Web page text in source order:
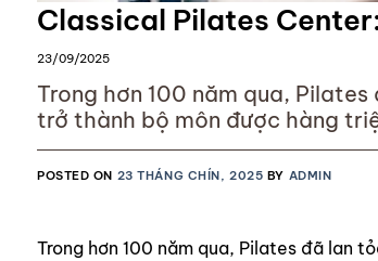
Classical Pilates
23/09/2025
Trong hơn 100 năm qua,
trở thành bộ môn được hàng
Pilates phát triển theo hai
POSTED ON 23 THÁNG CHÍN, 2025 BY ADMIN
Trong hơn 100 năm qua, Pilates đã lan